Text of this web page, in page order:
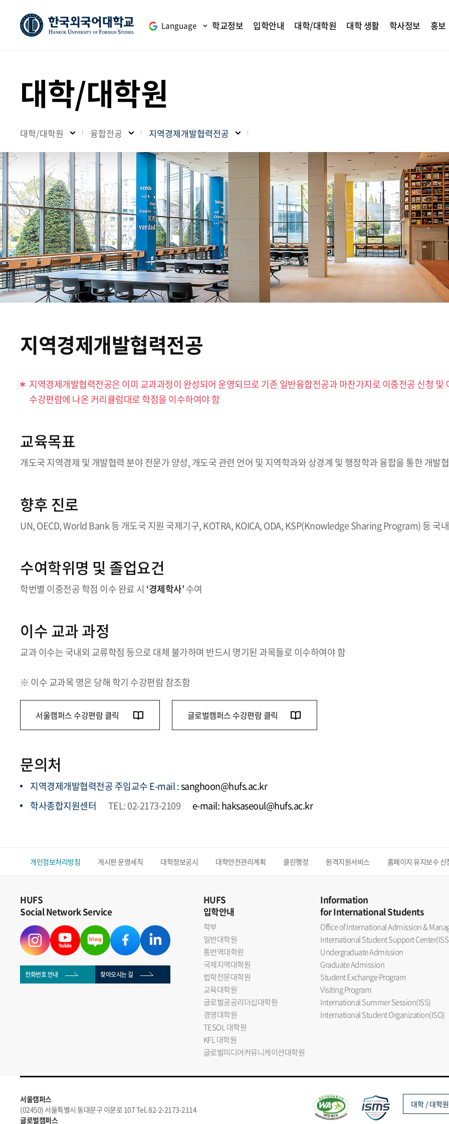
Language 학교정보 입학안내 대학/대학원 대학 생활 학사정보 홍보
대학/대학원
대학/대학원 융합전공 지역경제개발협력전공
지역경제개발협력전공
지역경제개발협력전공은 이미 교과과정이 완성되어 운영되므로 기존 일반융합전공과 마찬가지로 이중전공 신청
수강편람에 나온 커리큘럼대로 학점을 이수하여야 함
교육목표
개도국 지역경제 및 개발협력 분야 전문가 양성, 개도국 관련 언어 및 지역학과와 상경계 및 행정학과 융합을 통한 개발
향후 진로
UN, OECD, World Bank 등 개도국 지원 국제기구, KOTRA, KOICA, ODA, KSP(Knowledge Sharing Program) 등 국
수여학위명 및 졸업요건
학번별 이중전공 학점 이수 완료 시 ‘경제학사’수여
이수 교과 과정
교과 이수는 국내외 교류학점 등으로 대체 불가하며 반드시 명기된 과목들로 이수하여야 함
※ 이수 교과목 명은 당해 학기 수강편람 참조함
서울캠퍼스 수강편람 클릭 글로벌캠퍼스 수강편람 클릭
문의처
지역경제개발협력전공 주임교수 E-mail :sanghoon@hufs.ac.kr
학사종합지원센터
TEL: 02-2173-2109 e-mail: haksaseoul@hufs.ac.kr
개인정보처리방침 게시판 운영세칙 대학정보공시 대학안전관리계획 클린행정 원격지원서비스 홈페이지 유지보수 신
HUFS
Social Network Service
전화번호 안내 찾아오시는 길
HUFS
입학안내
학부
일반대학원
통번역대학원
국제지역대학원
법학전문대학원
교육대학원
글로벌공공리더십대학원
경영대학원
TESOL 대학원
KFL 대학원
글로벌미디어커뮤니케이션대학원
Information
for International Students
Office of International Admission &
International Student Support
Undergraduate Admission
Graduate Admission
Student Exchange Program
Visiting Program
International Summer Session(ISS)
International Student Organization(ISO)
서울캠퍼스
(02450) 서울특별시 동대문구 이문로 107 Tel. 82-2-2173-2114
글로벌캠퍼스
대학 / 대학원